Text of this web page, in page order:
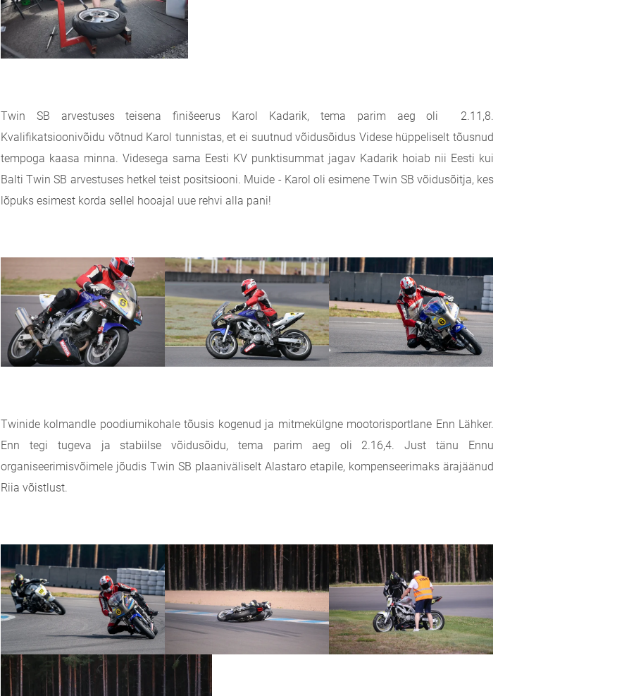
Twin SB arvestuses teisena finišeerus Karol Kadarik, tema parim aeg oli 2.11,8.
Kvalifikatsioonivõidu võtnud Karol tunnistas, et ei suutnud võidusõidus Videse hüppeliselt tõusnud
tempoga kaasa minna. Videsega sama Eesti KV punktisummat jagav Kadarik hoiab nii Eesti kui
Balti Twin SB arvestuses hetkel teist positsiooni. Muide - Karol oli esimene Twin SB võidusõitja, kes
lõpuks esimest korda sellel hooajal uue rehvi alla pani!
Twinide kolmandle poodiumikohale tõusis kogenud ja mitmekülgne mootorisportlane Enn Lähker.
Enn tegi tugeva ja stabiilse võidusõidu, tema parim aeg oli 2.16,4. Just tänu Ennu
organiseerimisvõimele jõudis Twin SB plaaniväliselt Alastaro etapile, kompenseerimaks ärajäänud
Riia võistlust.